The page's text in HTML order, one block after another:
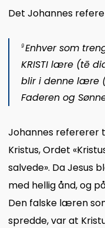
Det Johannes
9Enhver som
KRISTI lære (tē
blir i denne lære
Faderen og
Johannes refererer
Kristus, Ordet
salvede». Da Jesus
med hellig ånd, og
Den falske læren
spredde, var at